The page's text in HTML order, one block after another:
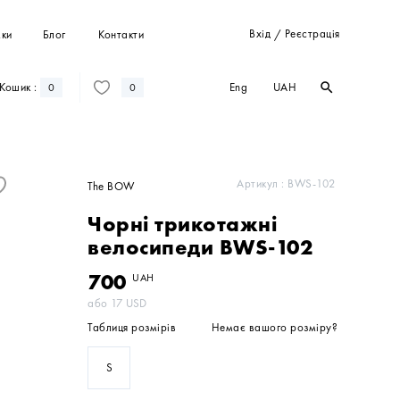
Вхід / Реєстрація
Блог Контакти
Eng UAH search
search
Кошик : 0 0
Артикул : BWS-102
The BOW
Чорні трикотажні
велосипеди BWS-102
700 UAH
або 17 USD
Немає вашого розміру?
Таблиця розмірів
S